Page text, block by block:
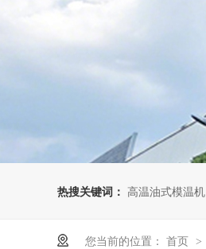
热搜关键词： 高温油式模温机
您当前的位置： 首页 >